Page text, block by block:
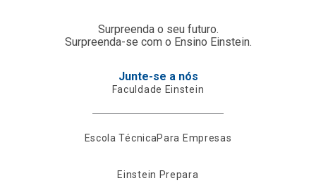
Surpreenda o seu futuro.
Surpreenda-se com o Ensino Einstein.
Junte-se a nós
Faculdade Einstein
Escola TécnicaPara Empresas
Einstein Prepara